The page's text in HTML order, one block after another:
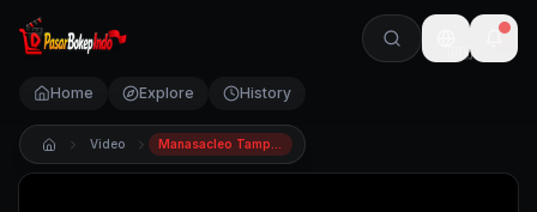
🇺🇸
Home Explore History
Video